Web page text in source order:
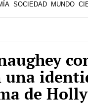
SOCIEDAD MUNDO
una
de